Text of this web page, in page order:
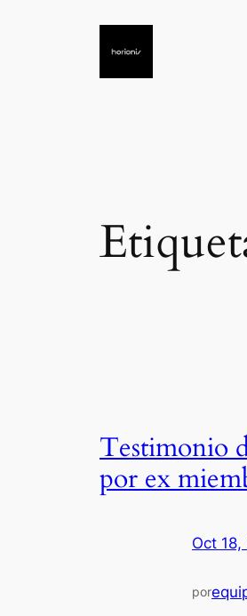
Testimonio
por ex
Oct 18,
por